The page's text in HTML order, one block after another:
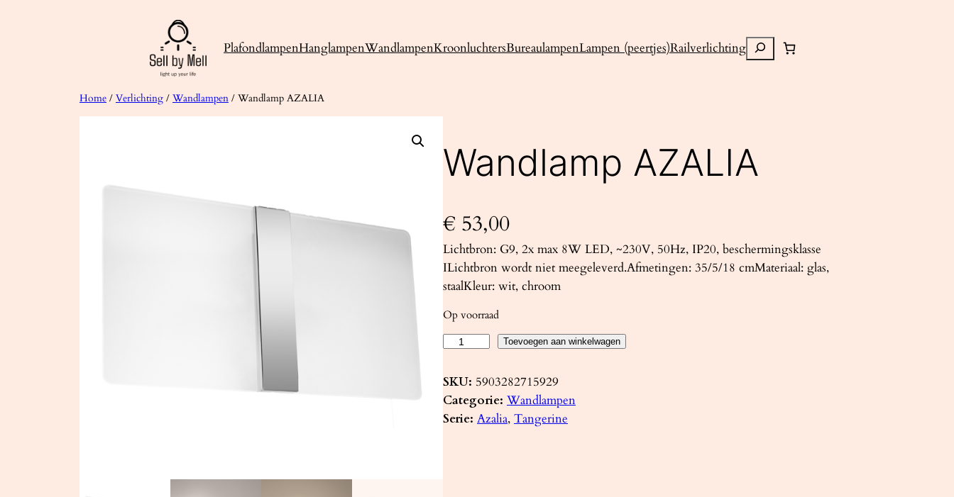
PlafondlampenHanglampenWandlampenKroonluchtersBureaulampenLampen (peertjes)RailverlichtingZoeken
Home / Verlichting / Wandlampen / Wandlamp AZALIA
Wandlamp AZALIA
€ 53,00
Lichtbron: G9, 2x max 8W LED, ~230V, 50Hz, IP20, beschermingsklasse
ILichtbron wordt niet meegeleverd.Afmetingen: 35/5/18 cmMateriaal: glas,
staalKleur: wit, chroom
Op voorraad
n
d
l
Toevoegen aan winkelwagen
SKU: 5903282715929
Categorie: Wandlampen
Serie: Azalia, Tangerine